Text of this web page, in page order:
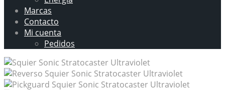
Marcas
Contacto
Mi cuenta
Pedidos